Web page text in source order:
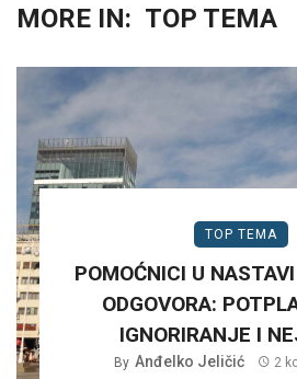
MORE IN: TOP TEMA
TOP TEMA
POMOĆNICI U
ODGOVORA:
IGNORIRANJE I
By Anđelko Jeličić 2